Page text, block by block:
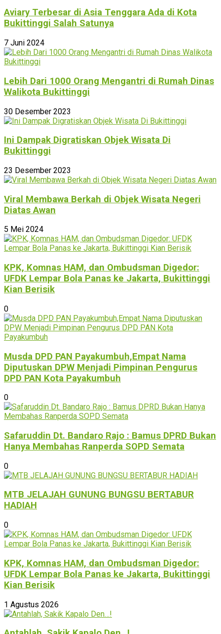
Aviary Terbesar di Asia Tenggara Ada di Kota
Bukittinggi Salah Satunya
7 Juni 2024
Lebih Dari 1000 Orang Mengantri di Rumah Dinas
Walikota Bukittinggi
30 Desember 2023
Ini Dampak Digratiskan Objek Wisata Di
Bukittinggi
23 Desember 2023
Viral Membawa Berkah di Objek Wisata Negeri
Diatas Awan
5 Mei 2024
KPK, Komnas HAM, dan Ombudsman Digedor:
UFDK Lempar Bola Panas ke Jakarta, Bukittinggi
Kian Berisik
0
Musda DPD PAN Payakumbuh,Empat Nama
Diputuskan DPW Menjadi Pimpinan Pengurus
DPD PAN Kota Payakumbuh
0
Safaruddin Dt. Bandaro Rajo : Bamus DPRD Bukan
Hanya Membahas Ranperda SOPD Semata
0
MTB JELAJAH GUNUNG BUNGSU BERTABUR
HADIAH
0
KPK, Komnas HAM, dan Ombudsman Digedor:
UFDK Lempar Bola Panas ke Jakarta, Bukittinggi
Kian Berisik
1 Agustus 2026